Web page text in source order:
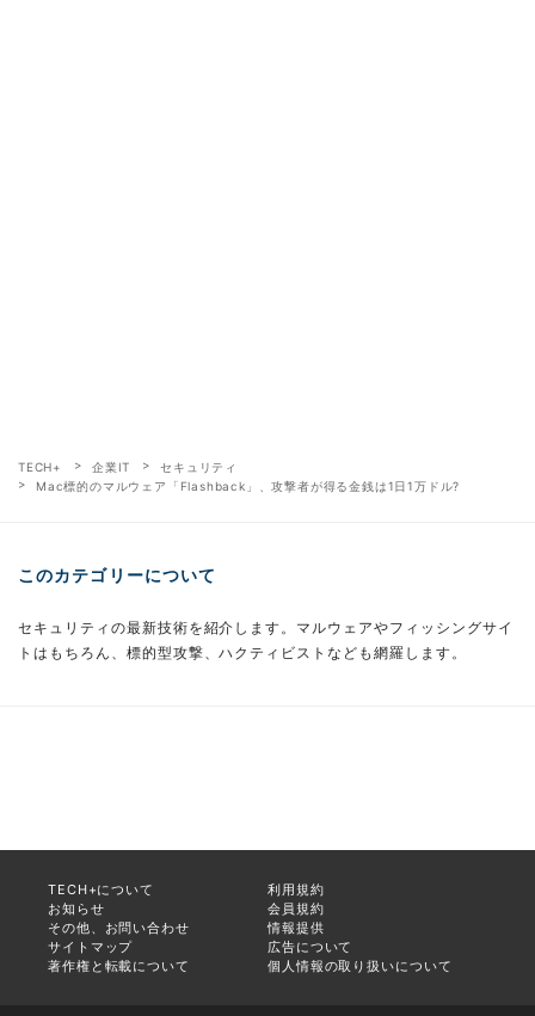
TECH+ 企業IT
セキュリティ
Mac標的のマルウェア「Flashback」、攻撃者が得る金銭は1日1万ドル?
このカテゴリーについて
セキュリティの最新技術を紹介します。マルウェアやフィッシングサイ
トはもちろん、標的型攻撃、ハクティビストなども網羅します。
TECH+について
利用規約
お知らせ
会員規約
その他、お問い合わせ
情報提供
サイトマップ
広告について
著作権と転載について
個人情報の取り扱いについて